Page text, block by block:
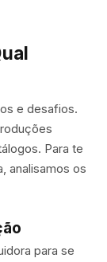
e desafios.
Para te
analisamos os
para se